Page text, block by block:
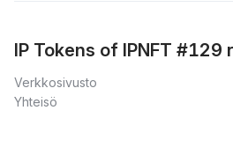
IP Tokens of IPNFT #129
Verkkosivusto
Yhteisö